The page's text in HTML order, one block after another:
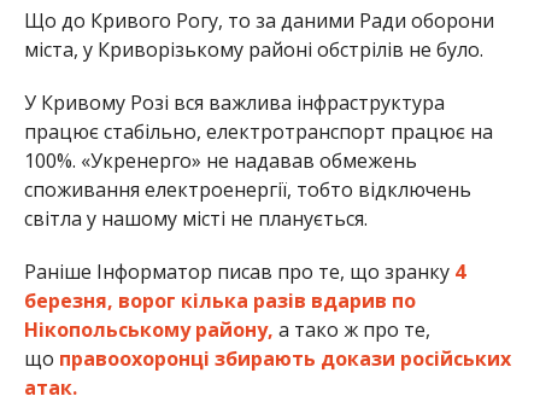
Що до Кривого Рогу, то за даними Ради оборони
міста, у Криворізькому районі обстрілів не було.
У Кривому Розі вся важлива інфраструктура
працює стабільно, електротранспорт працює на
100%. «Укренерго» не надавав обмежень
споживання електроенергії, тобто відключень
світла у нашому місті не планується.
Раніше Інформатор писав про те, що зранку 4
березня, ворог кілька разів вдарив по
Нікопольському району, а тако ж про те,
що правоохоронці збирають докази російських
атак.